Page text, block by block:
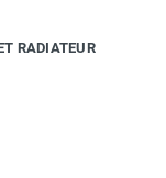
RADIATEUR